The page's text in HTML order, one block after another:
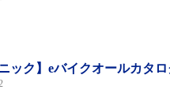
ック】eバイクオールカタロ